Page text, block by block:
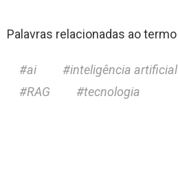
Palavras relacionadas ao termo
ai inteligência artificial
RAG
tecnologia